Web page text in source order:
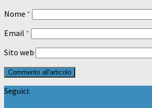
Nome *
Email *
Sito web
Seguici: